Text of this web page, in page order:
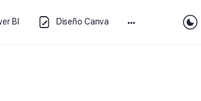
BI Diseño Canva